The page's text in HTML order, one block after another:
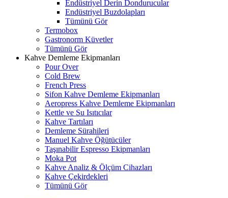
Endüstriyel Derin Dondurucular
Endüstriyel Buzdolapları
Tümünü Gör
Termobox
Gastronorm Küvetler
Tümünü Gör
Kahve Demleme Ekipmanları
Pour Over
Cold Brew
French Press
Sifon Kahve Demleme Ekipmanları
Aeropress Kahve Demleme Ekipmanları
Kettle ve Su Isıtıcılar
Kahve Tartıları
Demleme Sürahileri
Manuel Kahve Öğütücüler
Taşınabilir Espresso Ekipmanları
Moka Pot
Kahve Analiz & Ölçüm Cihazları
Kahve Çekirdekleri
Tümünü Gör